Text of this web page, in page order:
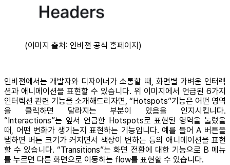
(이미지 출처: 인비젼 공식 홈페이지)
인비젼에서는 개발자와 디자이너가 소통할 때, 화면별 가벼운 인터렉
션과 애니메이션을 표현할 수 있습니다. 위 이미지에서 언급된 6가지
인터렉션 관련 기능을 소개해드리자면, “Hotspots”기능은 어떤 영역
을 클릭하면 달라지는 부분이 있음을 인지시킵니다.
“Interactions”는 앞서 언급한 Hotspots로 표현된 영역을 눌렀을
때, 어떤 변화가 생기는지 표현하는 기능입니다. 예를 들어 A 버튼을
탭하면 버튼 크기가 커지면서 색상이 변하는 등의 애니메이션을 표현
할 수 있습니다. “Transitions”는 화면 전환에 대한 기능으로 B 메뉴
를 누르면 다른 화면으로 이동하는 flow를 표현할 수 있습니다.